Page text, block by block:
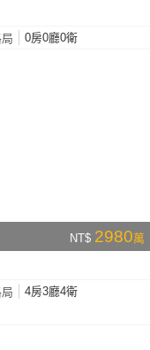
0房0廳0衛
NT$ 2980萬
4房3廳4衛